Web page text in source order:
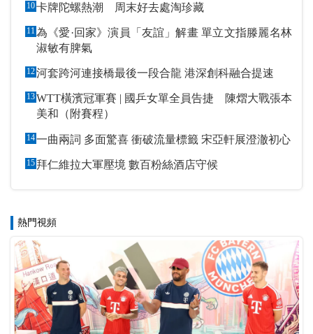
10卡牌陀螺熱潮 周末好去處淘珍藏
11為《愛·回家》演員「友誼」解畫 單立文指滕麗名林
淑敏有脾氣
12 河套跨河連接橋最後一段合龍 港深創科融合提速
13WTT橫濱冠軍賽 | 國乒女單全員告捷 陳熠大戰張本
美和（附賽程）
14 一曲兩詞 多面驚喜 衝破流量標籤 宋亞軒展澄澈初心
15 拜仁維拉大軍壓境 數百粉絲酒店守候
熱門視頻